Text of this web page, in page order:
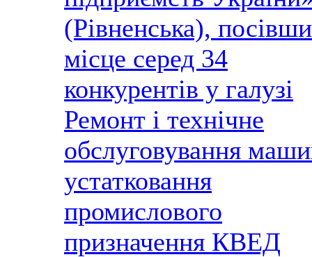
(Рівненська),
місце серед 34
конкурентів у галузі
Ремонт і технічне
обслуговування
устатковання
промислового
призначення КВЕД